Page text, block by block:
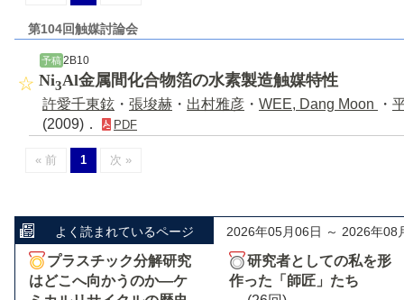
第104回触媒討論会
予稿 2B10
Ni3Al金属間化合物箔の水素製造触媒特性
許愛千東鉉 ・ 張埈赫 ・ 出村雅彦 ・ WEE, Dang Moon ・
(2009)．
PDF
« 前 1 次 »
よく読まれているページ 2026年05月06日 ～ 2026年08
プラスチック分解研究
はどこへ向かうのか―ケ
研究者としての私を形
作った「師匠」たち